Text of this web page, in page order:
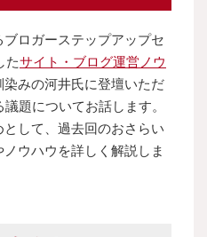
ロガーステップアップセ
たサイト・ブログ運営ノウ
染みの河井氏に登壇いただ
題についてお話します。
して、過去回のおさらい
ウハウを詳しく解説しま